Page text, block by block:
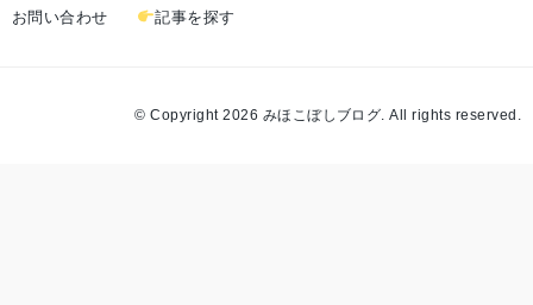
お問い合わせ
記事を探す
© Copyright 2026 みほこぼしブログ. All rights reserved.